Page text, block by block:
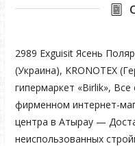
2989 Exguisit Ясень
(Украина), KRONOTEX
гипермаркет «Birlik»,
фирменном интернет-
центра в Атырау —
неиспользованных